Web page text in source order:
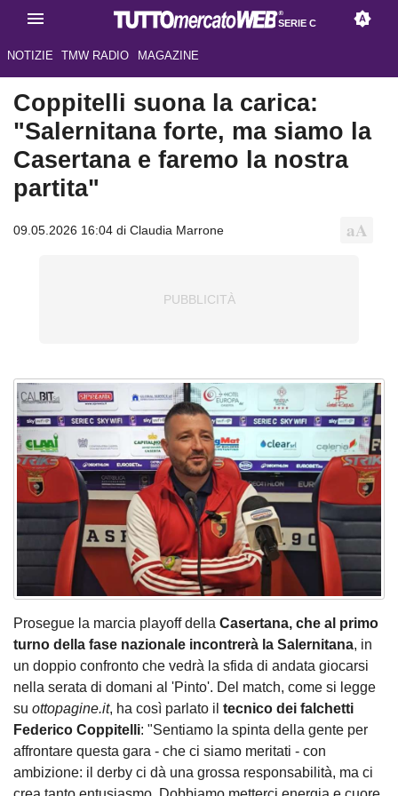
SERIE C
NOTIZIE TMW RADIO MAGAZINE
Coppitelli suona la carica:
"Salernitana forte, ma siamo la
Casertana e faremo la nostra
partita"
09.05.2026 16:04 di Claudia Marrone
Prosegue la marcia playoff della Casertana, che al primo
turno della fase nazionale incontrerà la Salernitana, in
un doppio confronto che vedrà la sfida di andata giocarsi
nella serata di domani al 'Pinto'. Del match, come si legge
su ottopagine.it, ha così parlato il tecnico dei falchetti
Federico Coppitelli: "Sentiamo la spinta della gente per
affrontare questa gara - che ci siamo meritati - con
ambizione: il derby ci dà una grossa responsabilità, ma ci